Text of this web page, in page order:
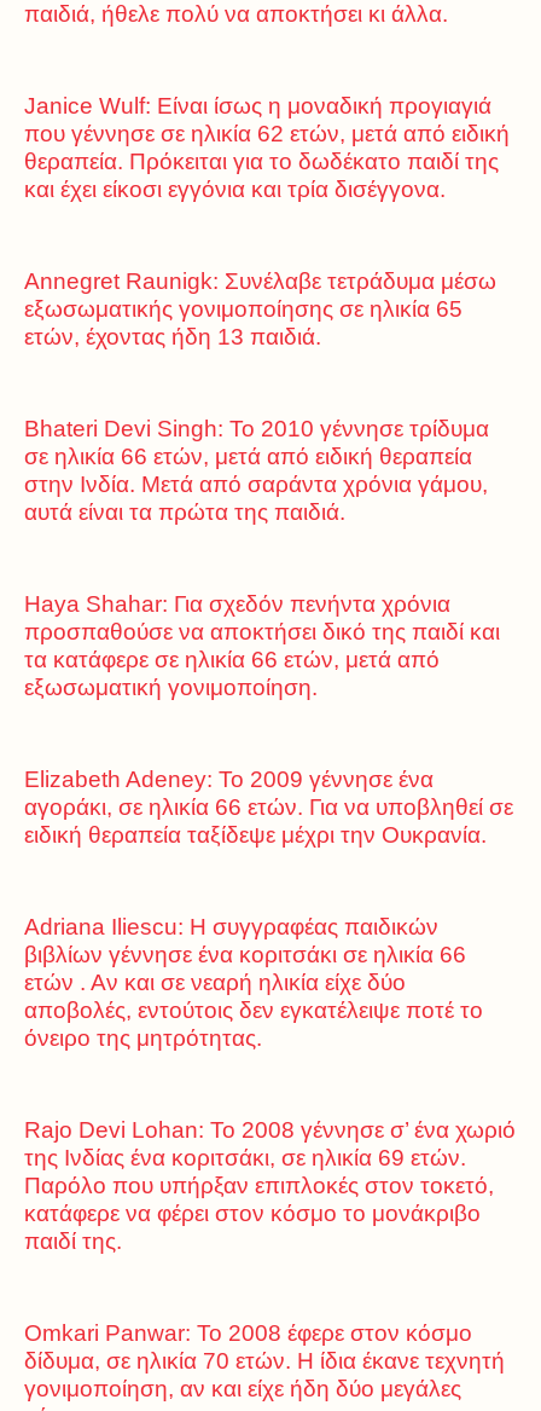
παιδιά, ήθελε πολύ να αποκτήσει κι άλλα.
Janice Wulf: Είναι ίσως η μοναδική προγιαγιά
που γέννησε σε ηλικία 62 ετών, μετά από ειδική
θεραπεία. Πρόκειται για το δωδέκατο παιδί της
και έχει είκοσι εγγόνια και τρία δισέγγονα.
Annegret Raunigk: Συνέλαβε τετράδυμα μέσω
εξωσωματικής γονιμοποίησης σε ηλικία 65
ετών, έχοντας ήδη 13 παιδιά.
Bhateri Devi Singh: Το 2010 γέννησε τρίδυμα
σε ηλικία 66 ετών, μετά από ειδική θεραπεία
στην Ινδία. Μετά από σαράντα χρόνια γάμου,
αυτά είναι τα πρώτα της παιδιά.
Haya Shahar: Για σχεδόν πενήντα χρόνια
προσπαθούσε να αποκτήσει δικό της παιδί και
τα κατάφερε σε ηλικία 66 ετών, μετά από
εξωσωματική γονιμοποίηση.
Elizabeth Adeney: Το 2009 γέννησε ένα
αγοράκι, σε ηλικία 66 ετών. Για να υποβληθεί σε
ειδική θεραπεία ταξίδεψε μέχρι την Ουκρανία.
Adriana Iliescu: Η συγγραφέας παιδικών
βιβλίων γέννησε ένα κοριτσάκι σε ηλικία 66
ετών . Αν και σε νεαρή ηλικία είχε δύο
αποβολές, εντούτοις δεν εγκατέλειψε ποτέ το
όνειρο της μητρότητας.
Rajo Devi Lohan: Το 2008 γέννησε σ’ ένα χωριό
της Ινδίας ένα κοριτσάκι, σε ηλικία 69 ετών.
Παρόλο που υπήρξαν επιπλοκές στον τοκετό,
κατάφερε να φέρει στον κόσμο το μονάκριβο
παιδί της.
Omkari Panwar: Το 2008 έφερε στον κόσμο
δίδυμα, σε ηλικία 70 ετών. Η ίδια έκανε τεχνητή
γονιμοποίηση, αν και είχε ήδη δύο μεγάλες